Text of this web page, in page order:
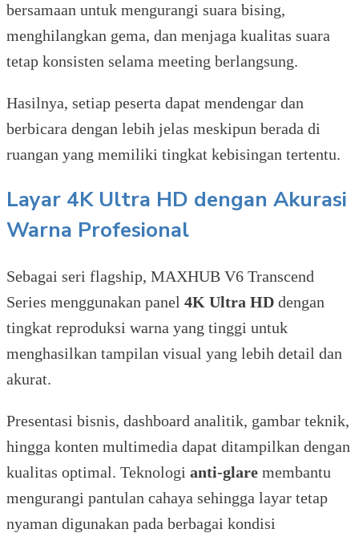
bersamaan untuk mengurangi suara bising,
menghilangkan gema, dan menjaga kualitas suara
tetap konsisten selama meeting berlangsung.
Hasilnya, setiap peserta dapat mendengar dan
berbicara dengan lebih jelas meskipun berada di
ruangan yang memiliki tingkat kebisingan tertentu.
Layar 4K Ultra HD dengan Akurasi
Warna Profesional
Sebagai seri flagship, MAXHUB V6 Transcend
Series menggunakan panel 4K Ultra HD dengan
tingkat reproduksi warna yang tinggi untuk
menghasilkan tampilan visual yang lebih detail dan
akurat.
Presentasi bisnis, dashboard analitik, gambar teknik,
hingga konten multimedia dapat ditampilkan dengan
kualitas optimal. Teknologi anti-glare membantu
mengurangi pantulan cahaya sehingga layar tetap
nyaman digunakan pada berbagai kondisi